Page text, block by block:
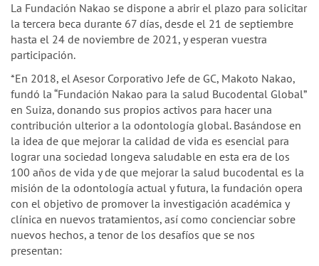
La Fundación Nakao se dispone a abrir el plazo para solicitar
la tercera beca durante 67 días, desde el 21 de septiembre
hasta el 24 de noviembre de 2021, y esperan vuestra
participación.
*En 2018, el Asesor Corporativo Jefe de GC, Makoto Nakao,
fundó la “Fundación Nakao para la salud Bucodental Global”
en Suiza, donando sus propios activos para hacer una
contribución ulterior a la odontología global. Basándose en
la idea de que mejorar la calidad de vida es esencial para
lograr una sociedad longeva saludable en esta era de los
100 años de vida y de que mejorar la salud bucodental es la
misión de la odontología actual y futura, la fundación opera
con el objetivo de promover la investigación académica y
clínica en nuevos tratamientos, así como concienciar sobre
nuevos hechos, a tenor de los desafíos que se nos
presentan: